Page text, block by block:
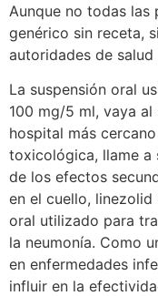
Aunque no todas las
genérico sin receta,
autoridades de salud
La suspensión oral
100 mg/5 ml, vaya
hospital más
toxicológica, llame a
de los efectos
en el cuello,
oral utilizado para
la neumonía. Como
en enfermedades
influir en la